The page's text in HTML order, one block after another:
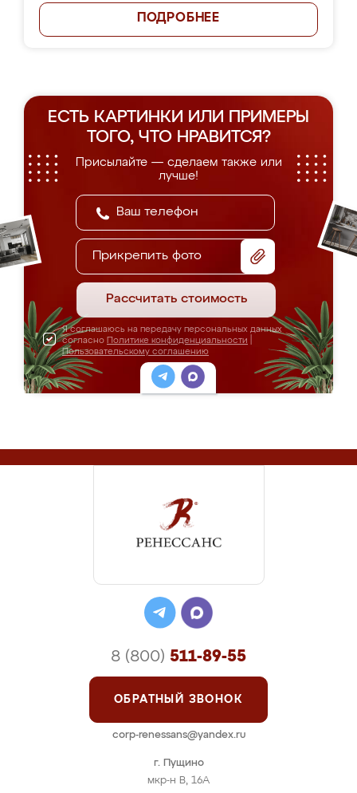
ПОДРОБНЕЕ
ЕСТЬ КАРТИНКИ ИЛИ ПРИМЕРЫ
ТОГО, ЧТО НРАВИТСЯ?
Присылайте — сделаем также или
лучше!
Прикрепить фото
Рассчитать стоимость
Я соглашаюсь на передачу персональных данных
согласно Политике конфиденциальности
Пользовательскому соглашению
г. Пущино
мкр-н В, 16А
8 (800) 511-89-55
ОБРАТНЫЙ ЗВОНОК
corp-renessans@yandex.ru